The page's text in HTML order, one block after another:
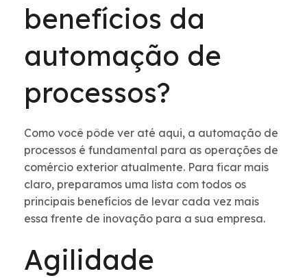
benefícios da
automação de
processos?
Como você pôde ver até aqui, a automação de
processos é fundamental para as operações de
comércio exterior atualmente. Para ficar mais
claro, preparamos uma lista com todos os
principais benefícios de levar cada vez mais
essa frente de inovação para a sua empresa.
Agilidade